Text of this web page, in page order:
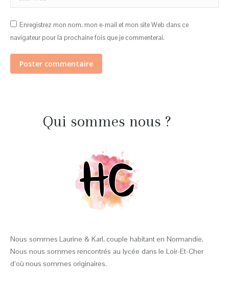
Enregistrez mon nom, mon e-mail et mon site Web dans ce
navigateur pour la prochaine fois que je commenterai.
Poster commentaire
Qui sommes nous ?
Nous sommes Laurine & Karl, couple habitant en Normandie.
Nous nous sommes rencontrés au lycée dans le Loir-Et-Cher
d’où nous sommes originaires.